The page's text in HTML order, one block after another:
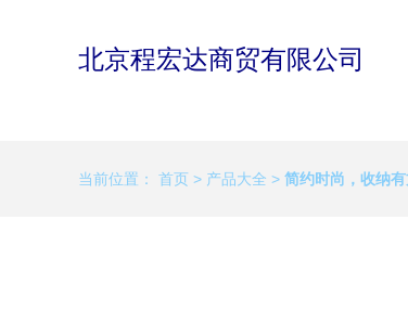
北京程宏达商贸有限公司
当前位置： 首页 > 产品大全 > 简约时尚，收纳